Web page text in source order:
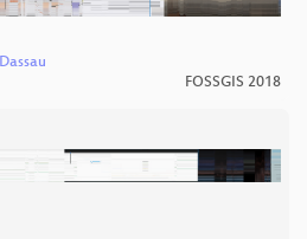
FOSSGIS 2018